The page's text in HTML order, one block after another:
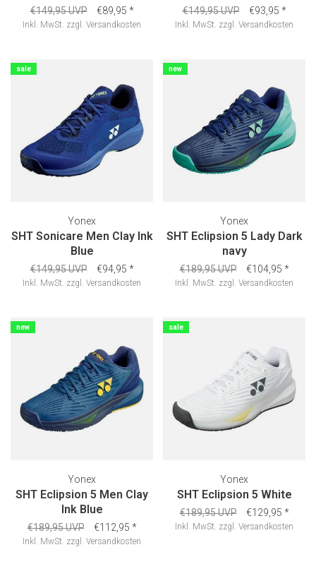
€149,95 UVP €89,95 *
Inkl. MwSt. zzgl. Versandkosten
€149,95 UVP €93,95 *
Inkl. MwSt. zzgl. Versandkosten
sale
Yonex
SHT Sonicare Men Clay Ink
Blue
€149,95 UVP €94,95 *
Inkl. MwSt. zzgl. Versandkosten
new
Yonex
SHT Eclipsion 5 Lady Dark
navy
€189,95 UVP €104,95 *
Inkl. MwSt. zzgl. Versandkosten
new
Yonex
SHT Eclipsion 5 Men Clay
Ink Blue
€189,95 UVP €112,95 *
Inkl. MwSt. zzgl. Versandkosten
sale
Yonex
SHT Eclipsion 5 White
€189,95 UVP €129,95 *
Inkl. MwSt. zzgl. Versandkosten